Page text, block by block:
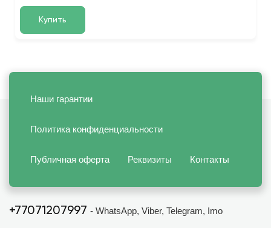
Купить
Наши гарантии
Политика конфиденциальности
Публичная оферта Реквизиты Контакты
+77071207997 - WhatsApp, Viber, Telegram, Imo